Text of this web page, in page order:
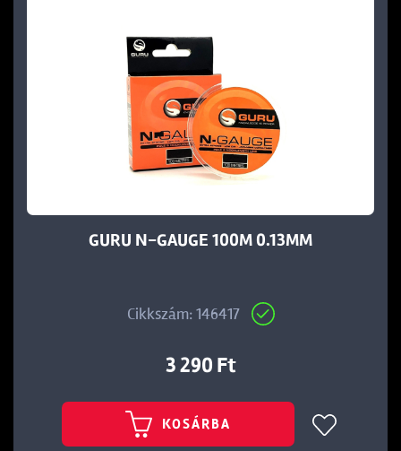
GURU N-GAUGE 100M 0.13MM
Cikkszám: 146417
3 290 Ft
KOSÁRBA